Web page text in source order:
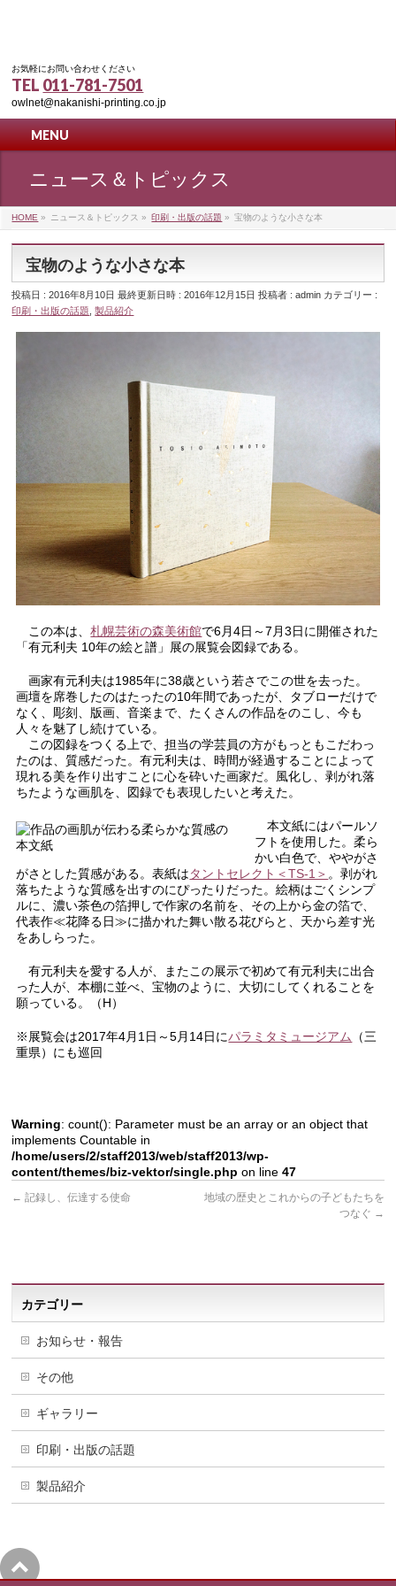
お気軽にお問い合わせください
TEL 011-781-7501
owlnet@nakanishi-printing.co.jp
MENU
ニュース＆トピックス
HOME » ニュース＆トピックス » 印刷・出版の話題 » 宝物のような小さな本
宝物のような小さな本
投稿日 : 2016年8月10日 最終更新日時 : 2016年12月15日 投稿者 :admin カテゴリー :
印刷・出版の話題 ,製品紹介
この本は、札幌芸術の森美術館で6月4日～7月3日に開催された
「有元利夫 10年の絵と譜」展の展覧会図録である。
画家有元利夫は1985年に38歳という若さでこの世を去った。
画壇を席巻したのはたったの10年間であったが、タブローだけで
なく、彫刻、版画、音楽まで、たくさんの作品をのこし、今も
人々を魅了し続けている。
この図録をつくる上で、担当の学芸員の方がもっともこだわっ
たのは、質感だった。有元利夫は、時間が経過することによって
現れる美を作り出すことに心を砕いた画家だ。風化し、剥がれ落
ちたような画肌を、図録でも表現したいと考えた。
本文紙にはパールソ
フトを使用した。柔ら
かい白色で、ややがさ
がさとした質感がある。表紙はタントセレクト＜TS-1＞ 。剥がれ
落ちたような質感を出すのにぴったりだった。絵柄はごくシンプ
ルに、濃い茶色の箔押しで作家の名前を、その上から金の箔で、
代表作≪花降る日≫に描かれた舞い散る花びらと、天から差す光
をあしらった。
有元利夫を愛する人が、またこの展示で初めて有元利夫に出合
った人が、本棚に並べ、宝物のように、大切にしてくれることを
願っている。（H）
※展覧会は2017年4月1日～5月14日にパラミタミュージアム
（三
重県）にも巡回
Warning: count(): Parameter must be an array or an object that
implements Countable in
/home/users/2/staff2013/web/staff2013/wp-
content/themes/biz-vektor/single.php on line47
← 記録し、伝達する使命
地域の歴史とこれからの子どもたちを
つなぐ →
カテゴリー
お知らせ・報告
その他
ギャラリー
印刷・出版の話題
製品紹介